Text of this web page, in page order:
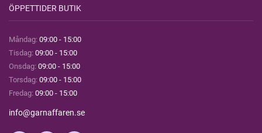
ÖPPETTIDER BUTIK
Måndag: 09:00 - 15:00
Tisdag: 09:00 - 15:00
Onsdag: 09:00 - 15:00
Torsdag: 09:00 - 15:00
Fredag: 09:00 - 15:00
info@garnaffaren.se